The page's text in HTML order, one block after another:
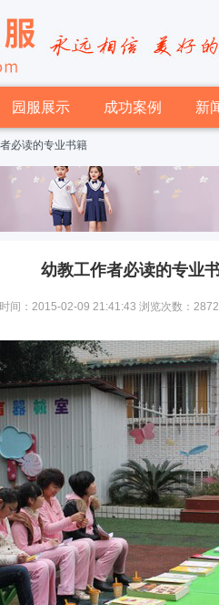
园服展示 成功案例 新
必读的专业书籍
幼教工作者必读的专业
间：2015-02-09 21:41:43 浏览次数：2872